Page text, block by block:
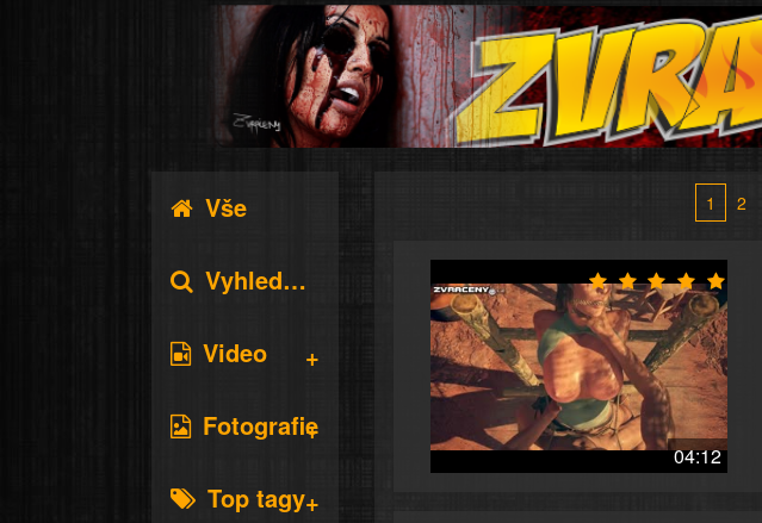
Vše
Vyhledávání
Video
Fotografie
Top tagy
1 2
04:12